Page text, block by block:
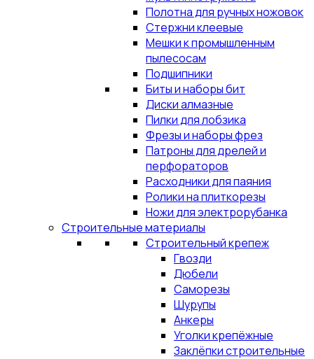
Полотна для ручных ножовок
Стержни клеевые
Мешки к промышленным
пылесосам
Подшипники
Биты и наборы бит
Диски алмазные
Пилки для лобзика
Фрезы и наборы фрез
Патроны для дрелей и
перфораторов
Расходники для паяния
Ролики на плиткорезы
Ножи для электрорубанка
Строительные материалы
Строительный крепеж
Гвозди
Дюбели
Саморезы
Шурупы
Анкеры
Уголки крепёжные
Заклёпки строительные